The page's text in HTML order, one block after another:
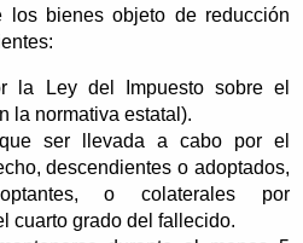
los bienes objeto de reducción
la Ley del Impuesto sobre el
la normativa estatal).
ser llevada a cabo por el
descendientes o adoptados,
o colaterales por
cuarto grado del fallecido.